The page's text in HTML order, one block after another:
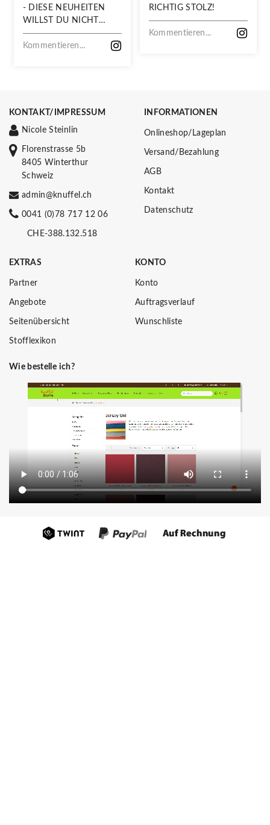
- DIESE NEUHEITEN
WILLST DU NICHT
VERPASSEN!
Kommentieren...
RICHTIG STOLZ!
Kommentieren...
KONTAKT/IMPRESSUM
Nicole Steinlin
Florenstrasse 5b
8405 Winterthur
Schweiz
admin@knuffel.ch
0041 (0)78 717 12 06
CHE-388.132.518
INFORMATIONEN
Onlineshop/Lageplan
Versand/Bezahlung
AGB
Kontakt
Datenschutz
EXTRAS
Partner
Angebote
Seitenübersicht
Stofflexikon
KONTO
Konto
Auftragsverlauf
Wunschliste
Wie bestelle ich?